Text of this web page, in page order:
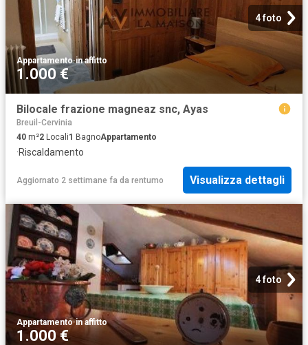
4 foto
Appartamento·in affitto
1.000 €
Bilocale frazione magneaz snc, Ayas
Breuil-Cervinia
40 m²2 Locali1 BagnoAppartamento
·Riscaldamento
Aggiornato 2 settimane fa da rentumo Visualizza dettagli
4 foto
Appartamento·in affitto
1.000 €